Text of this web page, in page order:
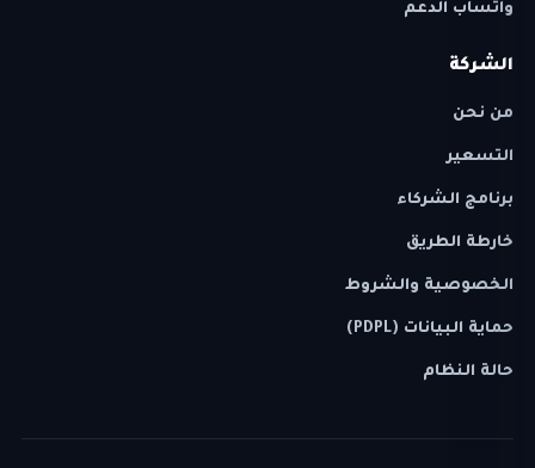
واتساب الدعم
الشركة
من نحن
التسعير
برنامج الشركاء
خارطة الطريق
الخصوصية والشروط
حماية البيانات (PDPL)
حالة النظام